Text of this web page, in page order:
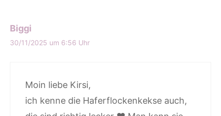
Biggi
30/11/2025 um 6:56 Uhr
Moin liebe Kirsi,
ich kenne die Haferflockenkekse auch,